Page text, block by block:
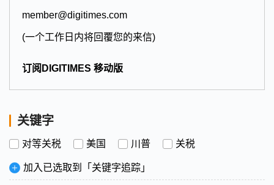
member@digitimes.com
(一个工作日内将回覆您的来信)
订阅DIGITIMES 移动版
关键字
对等关税 美国 川普 关税
加入已选取到「关键字追踪」